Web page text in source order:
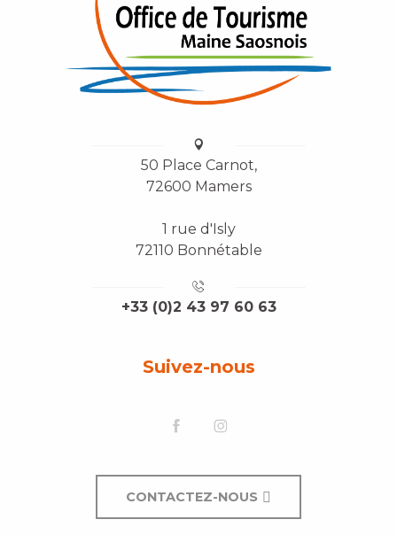
50 Place Carnot,
72600 Mamers
1 rue d'Isly
72110 Bonnétable
+33 (0)2 43 97 60 63
Suivez-nous
CONTACTEZ-NOUS